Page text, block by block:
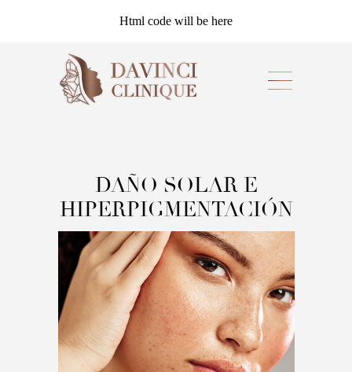
Html code will be here
DAÑO SOLAR E
HIPERPIGMENTACIÓN
Este tratamiento iluminador avanzado está
diseñado para devolver a la piel una apariencia
más uniforme, radiante y saludable. Su acción